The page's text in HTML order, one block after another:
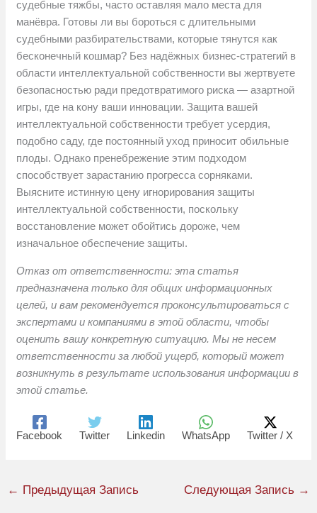
судебные тяжбы, часто оставляя мало места для
манёвра. Готовы ли вы бороться с длительными
судебными разбирательствами, которые тянутся как
бесконечный кошмар? Без надёжных бизнес-стратегий в
области интеллектуальной собственности вы жертвуете
безопасностью ради предотвратимого риска — азартной
игры, где на кону ваши инновации. Защита вашей
интеллектуальной собственности требует усердия,
подобно саду, где постоянный уход приносит обильные
плоды. Однако пренебрежение этим подходом
способствует зарастанию прогресса сорняками.
Выясните истинную цену игнорирования защиты
интеллектуальной собственности, поскольку
восстановление может обойтись дороже, чем
изначальное обеспечение защиты.
Отказ от ответственности: эта статья
предназначена только для общих информационных
целей, и вам рекомендуется проконсультироваться с
экспертами и компаниями в этой области, чтобы
оценить вашу конкретную ситуацию. Мы не несем
ответственности за любой ущерб, который может
возникнуть в результате использования информации в
этой статье.
Facebook Twitter Linkedin WhatsApp Twitter / X
← Предыдущая Запись Следующая Запись →